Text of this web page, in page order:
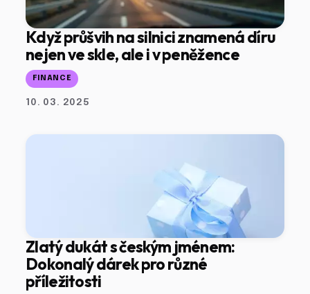
Když průšvih na silnici znamená díru
nejen ve skle, ale i v peněžence
FINANCE
10. 03. 2025
Zlatý dukát s českým jménem:
Dokonalý dárek pro různé
příležitosti